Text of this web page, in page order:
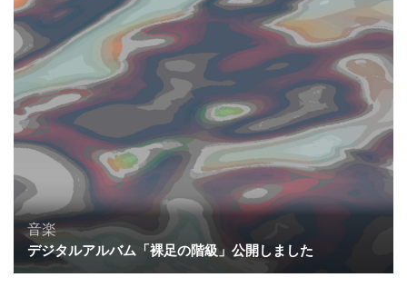
音楽
デジタルアルバム「裸足の階級」公開しました